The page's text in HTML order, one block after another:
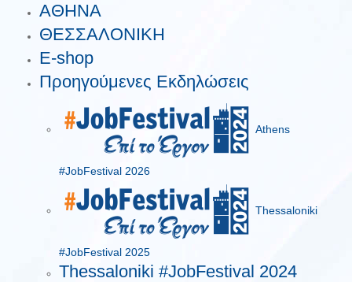
ΑΘΗΝΑ
ΘΕΣΣΑΛΟΝΙΚΗ
E-shop
Προηγούμενες Εκδηλώσεις
Athens
#JobFestival 2026
Thessaloniki
#JobFestival 2025
Thessaloniki #JobFestival 2024